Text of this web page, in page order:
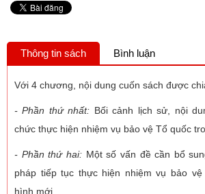
Thông tin sách Bình luận
Với 4 chương, nội dung cuốn sách được
- Phần thứ nhất: Bối cảnh lịch sử, nội
chức thực hiện nhiệm vụ bảo vệ Tổ quốc
- Phần thứ hai:Một số vấn đề cần bổ
pháp tiếp tục thực hiện nhiệm vụ bảo
hình mới